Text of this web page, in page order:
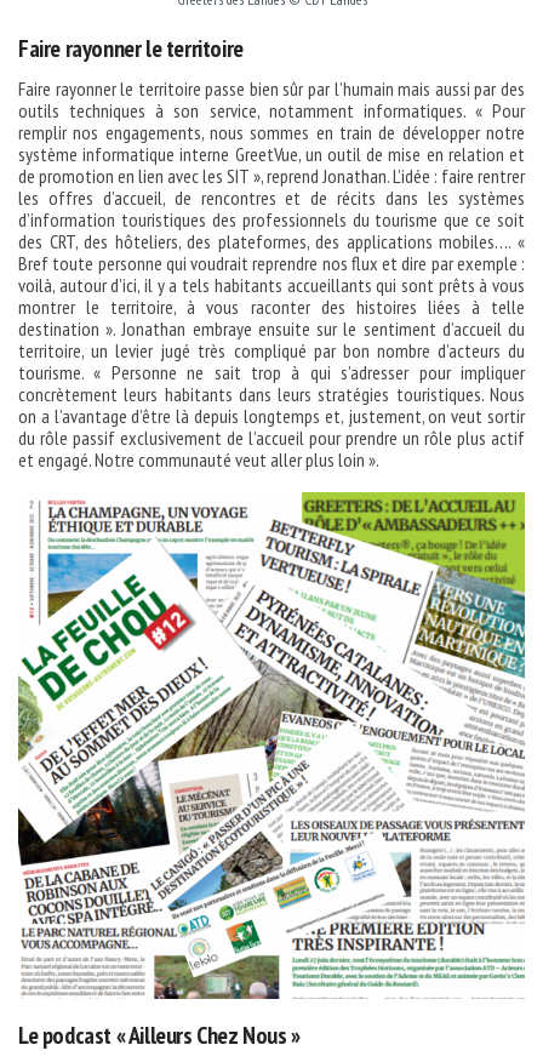
Faire rayonner le territoire
Faire rayonner le territoire passe bien sûr par l’humain mais aussi par des
outils techniques à son service, notamment informatiques. « Pour
remplir nos engagements, nous sommes en train de développer notre
système informatique interne GreetVue, un outil de mise en relation et
de promotion en lien avec les SIT », reprend Jonathan. L’idée : faire rentrer
les offres d’accueil, de rencontres et de récits dans les systèmes
d’information touristiques des professionnels du tourisme que ce soit
des CRT, des hôteliers, des plateformes, des applications mobiles…. «
Bref toute personne qui voudrait reprendre nos flux et dire par exemple :
voilà, autour d’ici, il y a tels habitants accueillants qui sont prêts à vous
montrer le territoire, à vous raconter des histoires liées à telle
destination ». Jonathan embraye ensuite sur le sentiment d’accueil du
territoire, un levier jugé très compliqué par bon nombre d’acteurs du
tourisme. « Personne ne sait trop à qui s’adresser pour impliquer
concrètement leurs habitants dans leurs stratégies touristiques. Nous
on a l’avantage d’être là depuis longtemps et, justement, on veut sortir
du rôle passif exclusivement de l’accueil pour prendre un rôle plus actif
et engagé. Notre communauté veut aller plus loin ».
Le podcast « Ailleurs Chez Nous »